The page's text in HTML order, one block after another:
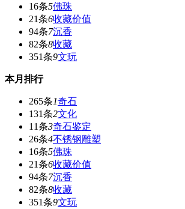
16条5佛珠
21条6收藏价值
94条7沉香
82条8收藏
351条9文玩
本月排行
265条1奇石
131条2文化
11条3奇石鉴定
26条4不锈钢雕塑
16条5佛珠
21条6收藏价值
94条7沉香
82条8收藏
351条9文玩